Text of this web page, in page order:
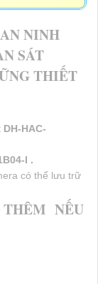
NINH
SÁT
THIẾT
DH-HAC-
I .
có thể lưu trữ
THÊM NẾU